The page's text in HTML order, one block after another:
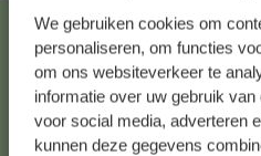
We gebruiken cookies om
personaliseren, om functies
om ons websiteverkeer te
informatie over uw gebruik
voor social media, adverteren
kunnen deze gegevens
Alle 62 Geschäfte